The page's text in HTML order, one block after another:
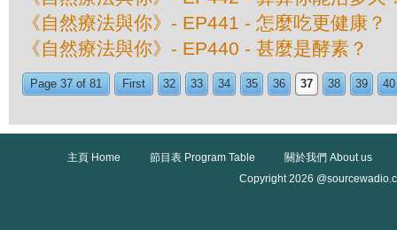
《自然療法與你》- EP441 - 怎麼吃更健康？
《自然療法與你》- EP440 - 甚麼是酵素？
Page 37 of 81 First 32 33 34 35 36 37 38 39 40
主頁 Home 節目表 Program Table
關於我們 About us
Copyright 2026